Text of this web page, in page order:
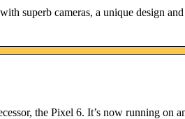
superb cameras, a unique design
the Pixel 6. It’s now running on